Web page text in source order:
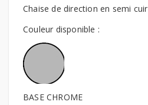
Chaise de direction en semi cuir
Couleur disponible :
BASE CHROME